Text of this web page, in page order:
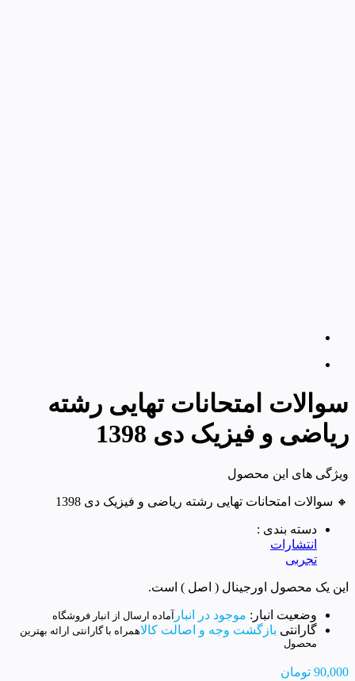
سوالات امتحانات تهایی رشته
ریاضی و فیزیک دی 1398
ویژگی های این محصول
🔸 سوالات امتحانات تهایی رشته ریاضی و فیزیک دی 1398
دسته بندی :
انتشارات
تجربی
این یک محصول اورجینال ( اصل ) است.
وضعیت انبار: موجود در انبار آماده ارسال از انبار فروشگاه
گارانتی بازگشت وجه و اصالت کالاهمراه با گارانتی ارائه بهترین
محصول
90,000 تومان